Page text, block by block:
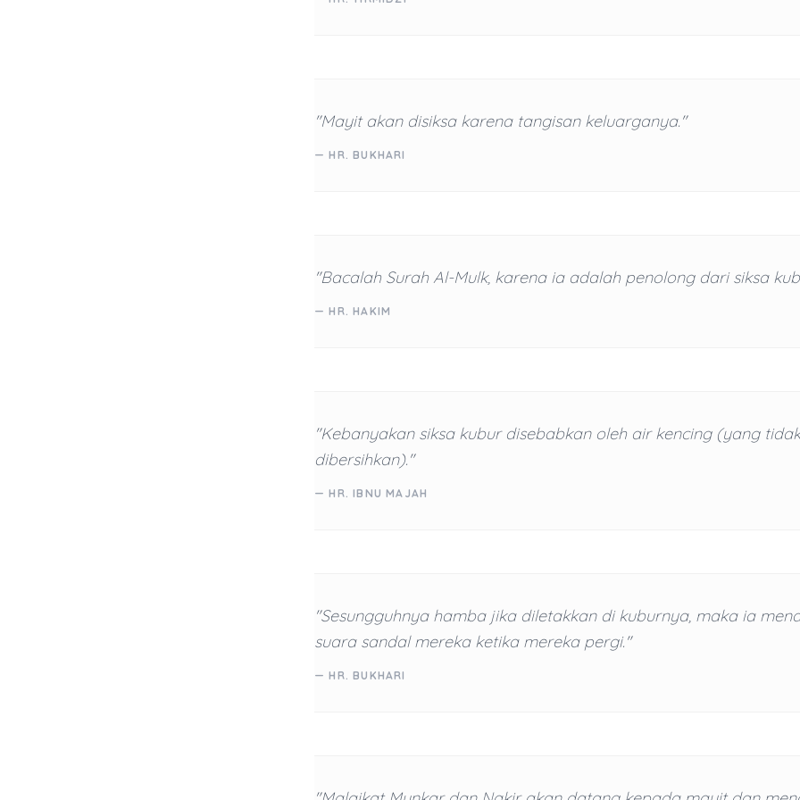
"Mayit akan disiksa karena tangisan keluarganya."
— HR. BUKHARI
"Bacalah Surah Al-Mulk, karena ia adalah penolong dari siksa
— HR. HAKIM
"Kebanyakan siksa kubur disebabkan oleh air kencing (yang tidak
dibersihkan)."
— HR. IBNU MAJAH
"Sesungguhnya hamba jika diletakkan di kuburnya, maka ia
suara sandal mereka ketika mereka pergi."
— HR. BUKHARI